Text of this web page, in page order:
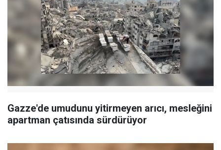
Gazze'de umudunu yitirmeyen arıcı, mesleğini
apartman çatısında sürdürüyor